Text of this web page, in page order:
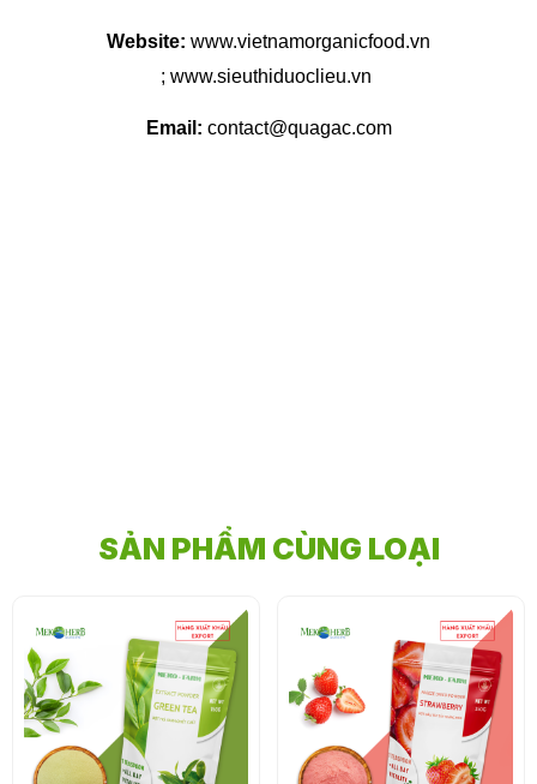
Website: www.vietnamorganicfood.vn
; www.sieuthiduoclieu.vn
Email: contact@quagac.com
SẢN PHẨM CÙNG LOẠI